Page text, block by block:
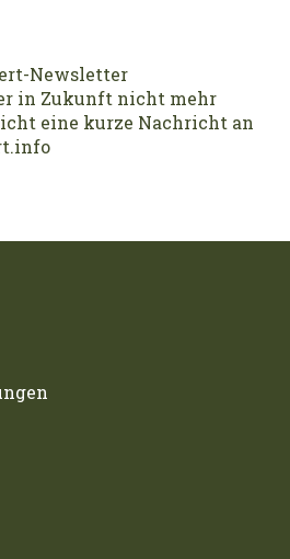
Newsletter
in Zukunft nicht mehr
eine kurze Nachricht an